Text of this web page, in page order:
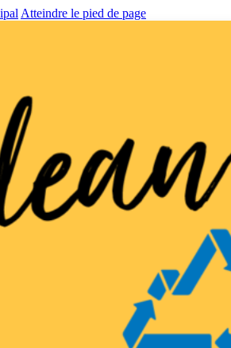
Atteindre le pied de page